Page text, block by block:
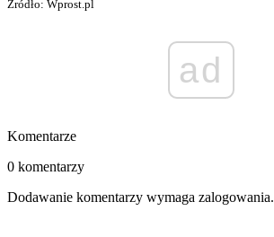
Źródło: Wprost.pl
ad
Komentarze
0 komentarzy
Dodawanie komentarzy wymaga zalogowania.